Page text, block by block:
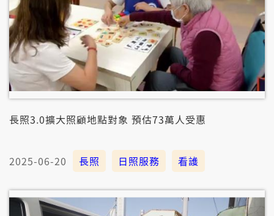
長照3.0擴大照顧地點對象 預估73萬人受惠
2025-06-20 長照 日照服務 看護